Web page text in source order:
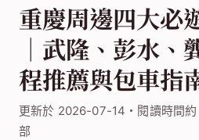
重慶周邊四大必
｜武隆、彭水、
程推薦與包車指
更新於 2026-07-14・閱讀時間
部